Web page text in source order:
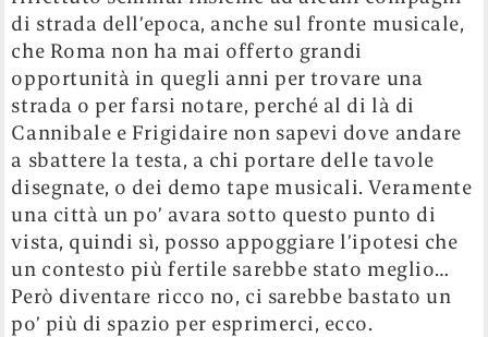
di strada dell’epoca, anche sul fronte musicale,
che Roma non ha mai offerto grandi
opportunità in quegli anni per trovare una
strada o per farsi notare, perché al di là di
Cannibale e Frigidaire non sapevi dove andare
a sbattere la testa, a chi portare delle tavole
disegnate, o dei demo tape musicali. Veramente
una città un po’ avara sotto questo punto di
vista, quindi sì, posso appoggiare l’ipotesi che
un contesto più fertile sarebbe stato meglio…
Però diventare ricco no, ci sarebbe bastato un
po’ più di spazio per esprimerci, ecco.